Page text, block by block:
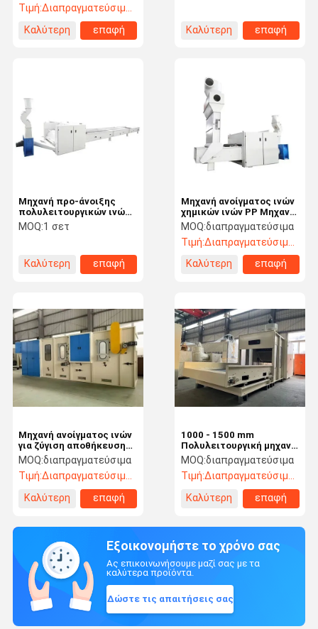
Τιμή:Διαπραγματεύσιμος
Καλύτερη
επαφή
Καλύτερη
επαφή
Μηχανή προ-άνοιξης
πολυλειτουργικών ινών
υψηλής χωρητικότητας
MOQ:1 σετ
Καλύτερη
επαφή
Μηχανή ανοίγματος ινών
χημικών ινών PP Μηχανή
ανοίγματος φακέλων
ινών 150kg/h - 500kg/h
MOQ:διαπραγματεύσιμα
Τιμή:Διαπραγματεύσιμος
Καλύτερη
επαφή
Μηχανή ανοίγματος ινών
για ζύγιση αποθήκευσης
Μηχανή ολοκληρωμένης
αυτόματης ανάμειξης
MOQ:διαπραγματεύσιμα
Τιμή:Διαπραγματεύσιμος
Καλύτερη
επαφή
1000 - 1500 mm
Πολυλειτουργική μηχανή
ανοίγματος ινών
MOQ:διαπραγματεύσιμα
Τιμή:Διαπραγματεύσιμος
Καλύτερη
επαφή
Εξοικονομήστε το χρόνο σας
Ας επικοινωνήσουμε μαζί σας με τα
καλύτερα προϊόντα.
Δώστε τις απαιτήσεις σας